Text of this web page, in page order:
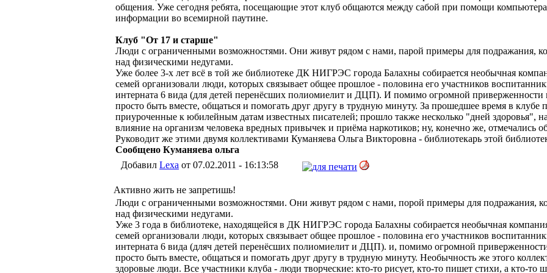
общения. Уже сегодня ребята, посещающие этот клуб общаются между сабой при помощи
информации во всемирной паутине.
Клуб "От 17 и старше"
Люди с ограниченными возможностями. Они живут рядом с нами, парой примеры для подражания,
над физическими недугами.
Уже более 3-х лет всё в той же библиотеке ДК НИГРЭС города Балахны собирается необычная
семей организовали люди, которых связывает общее прошлое - половина его участников
интерната 6 вида (для детей перенёсших полиомиелит и ДЦП). И помимо огромной приверженности
просто быть вместе, общаться и помогать друг другу в трудную минуту. За прошедшее время в клубе
приуроченные к юбилейным датам известных писателей; прошло также несколько "дней здоровья",
влияние на организм человека вредных привычек и приёма наркотиков; ну, конечно же, отмечались
Руководит же этими двумя коллективами Куманяева Ольга Викторовна - библиотекарь этой
Сообщено Куманяева ольга
Добавил Lexa от 07.02.2011 - 16:13:58
Активно жить не запретишь!
Люди с ограниченными возможностями. Они живут рядом с нами, порой примеры для подражания,
над физическими недугами.
Уже 3 года в библиотеке, находящейся в ДК НИГРЭС города Балахны собирается необычная
семей организовали люди, которых связывает общее прошлое - половина его участников
интерната 6 вида (дляч детей перенёсших полиомиелит и ДЦП). и, помимо огромной
просто быть вместе, общаться и помогать друг другу в трудную минуту. Необычность же этого
здоровые люди. Все участники клуба - люди творческие: кто-то рисует, кто-то пишет стихи, а кто-то